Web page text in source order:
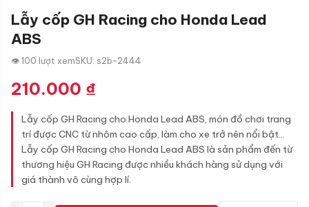
Lẫy cốp GH Racing cho Honda Lead
ABS
👁 100 lượt xemSKU: s2b-2444
210.000 ₫
Lẫy cốp GH Racing cho Honda Lead ABS, món đồ chơi trang
trí được CNC từ nhôm cao cấp, làm cho xe trở nên nổi bật...
Lẫy cốp GH Racing cho Honda Lead ABS là sản phẩm đến từ
thương hiệu GH Racing được nhiều khách hàng sử dụng với
giá thành vô cùng hợp lí.